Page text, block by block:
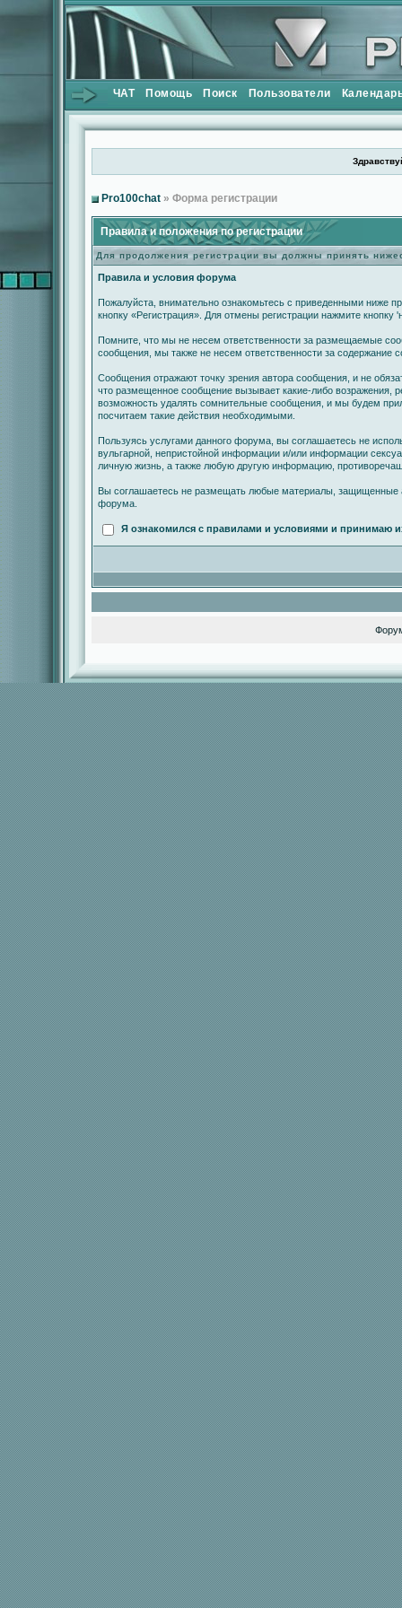
ЧАТ Помощь Поиск Пользователи
Pro100chat » Форма регистрации
Правила и положения по регистрации
Для продолжения регистрации вы должны принять
Правила и условия форума
Пожалуйста, внимательно ознакомьтесь с приведенными ниже
кнопку «Регистрация». Для отмены регистрации нажмите кнопку
Помните, что мы не несем ответственности за размещаемые
сообщения, мы также не несем ответственности за содержание
Сообщения отражают точку зрения автора сообщения, и не
что размещенное сообщение вызывает какие-либо возражения,
возможность удалять сомнительные сообщения, и мы будем
посчитаем такие действия необходимыми.
Пользуясь услугами данного форума, вы соглашаетесь не
вульгарной, непристойной информации и/или информации
личную жизнь, а также любую другую информацию,
Вы соглашаетесь не размещать любые материалы, защищенные
форума.
Я ознакомился с правилами и условиями и принимаю